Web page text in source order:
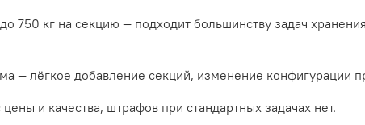
750 кг на секцию — подходит большинству задач
— лёгкое добавление секций, изменение конфигурации
и качества, штрафов при стандартных задачах нет.